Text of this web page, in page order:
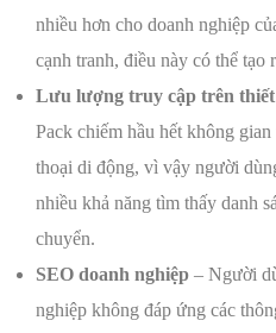
nhiều hơn cho doanh nghiệp
cạnh tranh, điều này có thể tạo
Lưu lượng truy cập trên
Pack chiếm hầu hết không
thoại di động, vì vậy người
nhiều khả năng tìm thấy danh
chuyển.
SEO doanh nghiệp – Người
nghiệp không đáp ứng các